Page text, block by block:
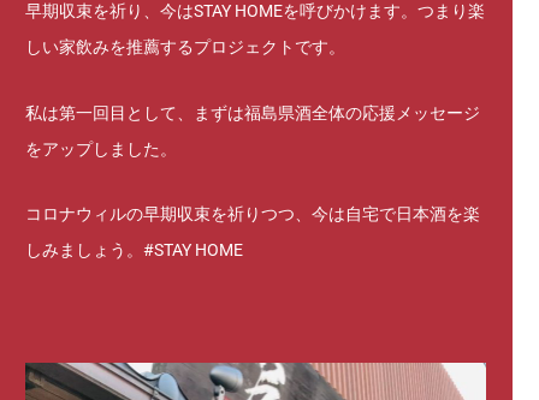
早期収束を祈り、今はSTAY HOMEを呼びかけます。つまり楽
しい家飲みを推薦するプロジェクトです。
私は第一回目として、まずは福島県酒全体の応援メッセージ
をアップしました。
コロナウィルの早期収束を祈りつつ、今は自宅で日本酒を楽
しみましょう。#STAY HOME